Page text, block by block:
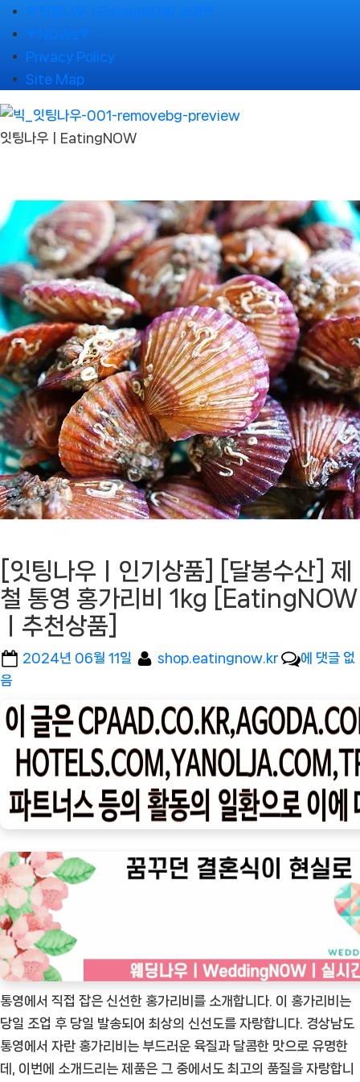
Skip
to
content
🌹잇팅나우ㅣEatingNOW 소개🌹
🌹NOWs🌹
Privacy Policy
Site Map
잇팅나우ㅣEatingNOW
[잇팅나우ㅣ인기상품] [달봉수산] 제
철 통영 홍가리비 1kg [EatingNOW
ㅣ추천상품]
Posted
2024년 06월 11일 By
shop.eatingnow.kr
[잇
우
ㅣ
인
기
상
[달
봉
철
통
영
홍
가
에 댓글 없
음
통영에서 직접 잡은 신선한 홍가리비를 소개합니다. 이 홍가리비는
당일 조업 후 당일 발송되어 최상의 신선도를 자랑합니다. 경상남도
통영에서 자란 홍가리비는 부드러운 육질과 달콤한 맛으로 유명한
데, 이번에 소개드리는 제품은 그 중에서도 최고의 품질을 자랑합니